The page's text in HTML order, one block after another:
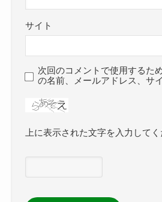
サイト
次回のコメントで使用するた
の名前、メールアドレス、サ
上に表示された文字を入力してく